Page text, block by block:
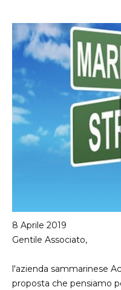
sei
qui
8 Aprile 2019
Gentile Associato,
l'azienda sammarinese
proposta che pensiamo